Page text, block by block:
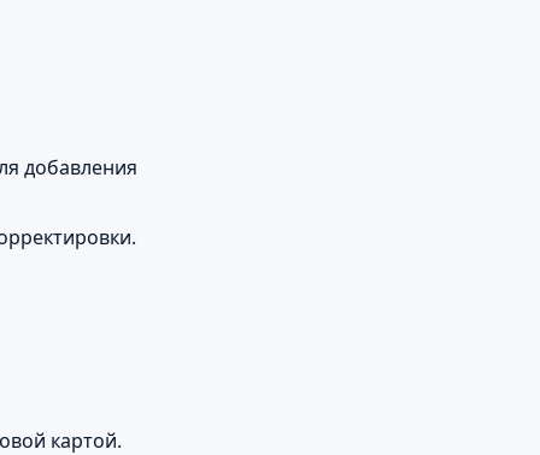
добавления
картой.